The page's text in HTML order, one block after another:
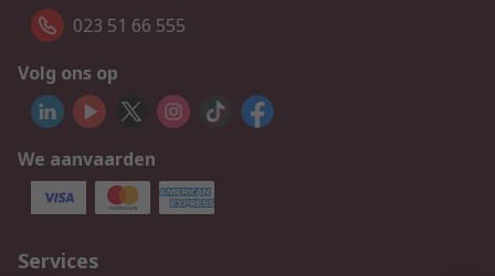
023 51 66 555
Volg ons op
We aanvaarden
Services